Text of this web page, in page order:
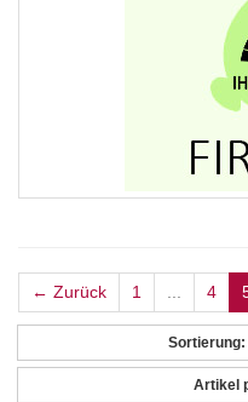
← Zurück 1 4
Sortierung:
Artikel